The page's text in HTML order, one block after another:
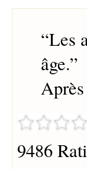
“Les
âge.”
9486